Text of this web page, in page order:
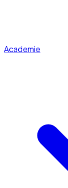
Academie